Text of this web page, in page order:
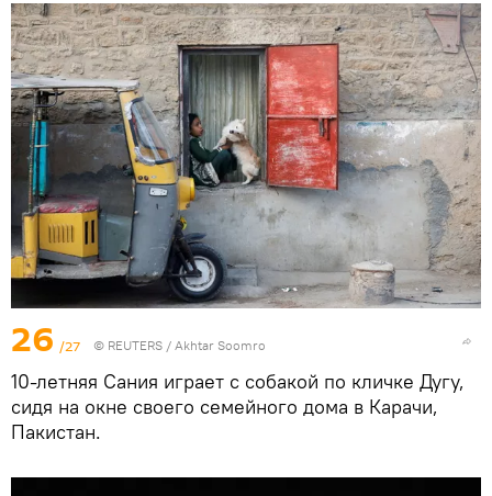
26 /27 © REUTERS / Akhtar Soomro
10-летняя Сания играет с собакой по кличке Дугу,
сидя на окне своего семейного дома в Карачи,
Пакистан.